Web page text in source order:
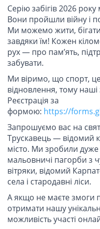
Серію забігів 2026
Вони пройшли війну і
Ми можемо жити, бігати
завдяки їм! Кожен
рух — про пам’ять,
забувати.
Ми віримо, що спорт,
відновлення, тому наші
Реєстрація за
формою: https://
Запрошуємо вас на
Трускавець — відомий
місто. Ми зробили дуже
мальовничі пагорби з
вітряки, відомий
села і стародавні ліси.
А якщо не маєте змоги
отримати нашу
можливість участі